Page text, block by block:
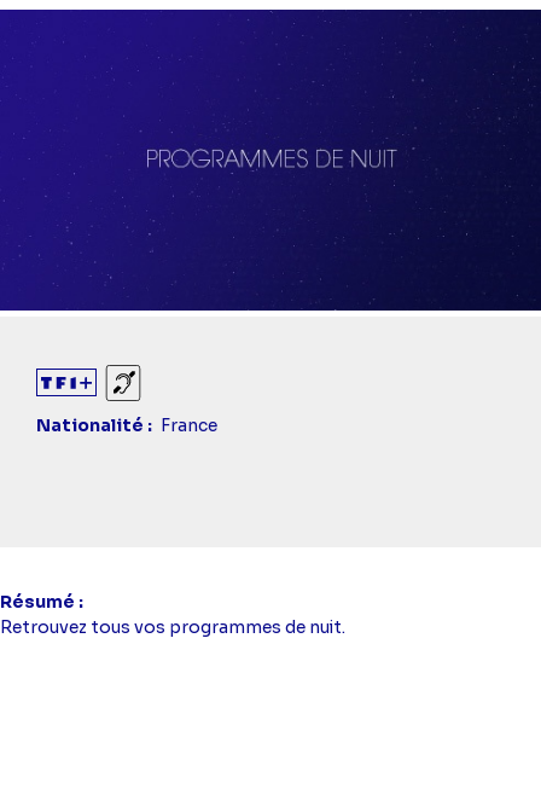
Sourds et malentendants
Nationalité
France
Résumé
Retrouvez tous vos programmes de nuit.